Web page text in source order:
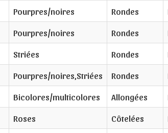
Pourpres/noires Rondes
Pourpres/noires Rondes
Striées Rondes
Pourpres/noires,Striées Rondes
Bicolores/multicolores Allongées
Roses Côtelées